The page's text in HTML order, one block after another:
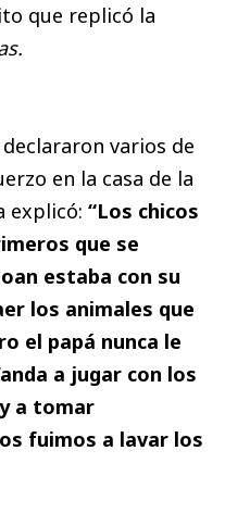
que replicó la
varios de
en la casa de la
explicó: “Los chicos
que se
estaba con su
los animales que
el papá nunca le
a jugar con los
a tomar
fuimos a lavar los